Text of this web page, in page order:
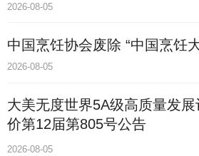
2026-08-05
中国烹饪协会废除 “中国烹饪
2026-08-05
大美无度世界5A级高质量发展
价第12届第805号公告
2026-08-05